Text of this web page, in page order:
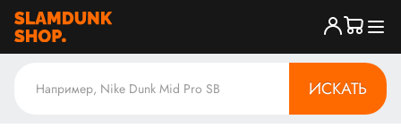
ИСКАТЬ